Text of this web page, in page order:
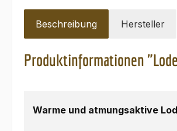
Beschreibung Hersteller
Produktinformationen
Warme und atmungsaktive